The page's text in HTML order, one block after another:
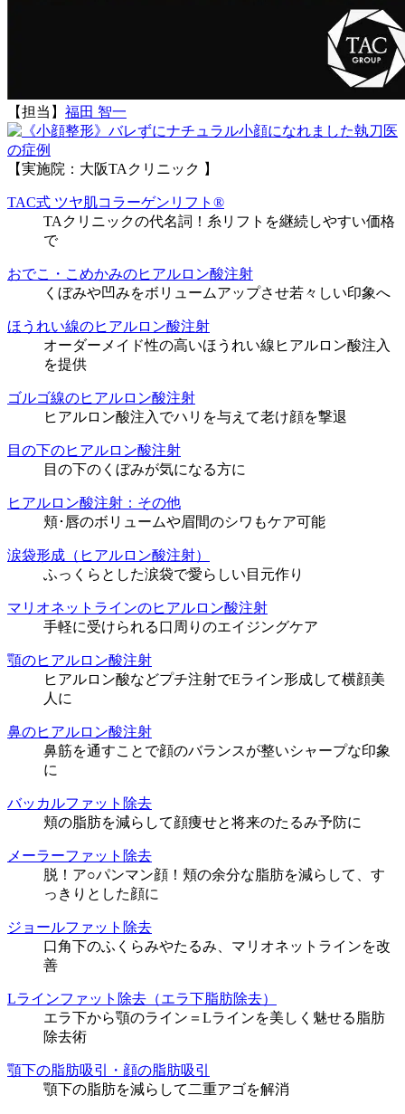
【担当】 福田 智一
執刀医
の症例
【実施院：大阪TAクリニック 】
TAC式 ツヤ肌コラーゲンリフト®
TAクリニックの代名詞！糸リフトを継続しやすい価格
で
おでこ・こめかみのヒアルロン酸注射
くぼみや凹みをボリュームアップさせ若々しい印象へ
ほうれい線のヒアルロン酸注射
オーダーメイド性の高いほうれい線ヒアルロン酸注入
を提供
ゴルゴ線のヒアルロン酸注射
ヒアルロン酸注入でハリを与えて老け顔を撃退
目の下のヒアルロン酸注射
目の下のくぼみが気になる方に
ヒアルロン酸注射：その他
頬･唇のボリュームや眉間のシワもケア可能
涙袋形成（ヒアルロン酸注射）
ふっくらとした涙袋で愛らしい目元作り
マリオネットラインのヒアルロン酸注射
手軽に受けられる口周りのエイジングケア
顎のヒアルロン酸注射
ヒアルロン酸などプチ注射でEライン形成して横顔美
人に
鼻のヒアルロン酸注射
鼻筋を通すことで顔のバランスが整いシャープな印象
に
バッカルファット除去
頬の脂肪を減らして顔痩せと将来のたるみ予防に
メーラーファット除去
脱！ア○パンマン顔！頬の余分な脂肪を減らして、す
っきりとした顔に
ジョールファット除去
口角下のふくらみやたるみ、マリオネットラインを改
善
Lラインファット除去（エラ下脂肪除去）
エラ下から顎のライン＝Lラインを美しく魅せる脂肪
除去術
顎下の脂肪吸引・顔の脂肪吸引
顎下の脂肪を減らして二重アゴを解消